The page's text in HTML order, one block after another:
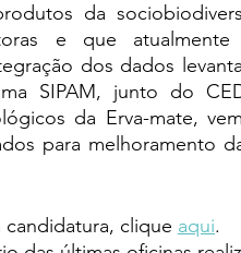
da
e que
dos dados
SIPAM, junto do
da Erva-mate,
para melhoramento
candidatura, clique aqui.